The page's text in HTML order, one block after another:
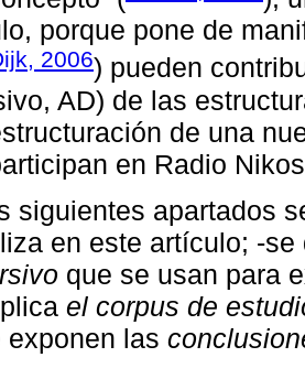
porque pone de
2006) pueden
AD) de las
de una
en Radio
siguientes apartados
en este artículo; -
que se usan para
el corpus de
exponen las